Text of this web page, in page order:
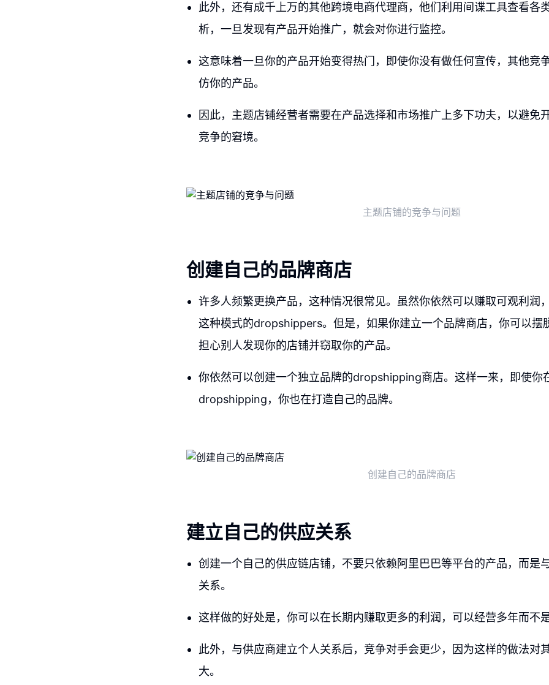
此外，还有成千上万的其他跨境电商代理商，他们利用间谍工具查看各
析，一旦发现有产品开始推广，就会对你进行监控。
这意味着一旦你的产品开始变得热门，即使你没有做任何宣传，其他竞
仿你的产品。
因此，主题店铺经营者需要在产品选择和市场推广上多下功夫，以避免
竞争的窘境。
主题店铺的竞争与问题
创建自己的品牌商店
许多人频繁更换产品，这种情况很常见。虽然你依然可以赚取可观利润
这种模式的dropshippers。但是，如果你建立一个品牌商店，你可以摆
担心别人发现你的店铺并窃取你的产品。
你依然可以创建一个独立品牌的dropshipping商店。这样一来，即使你
dropshipping，你也在打造自己的品牌。
创建自己的品牌商店
建立自己的供应关系
创建一个自己的供应链店铺，不要只依赖阿里巴巴等平台的产品，而是
关系。
这样做的好处是，你可以在长期内赚取更多的利润，可以经营多年而不
此外，与供应商建立个人关系后，竞争对手会更少，因为这样的做法对
大。